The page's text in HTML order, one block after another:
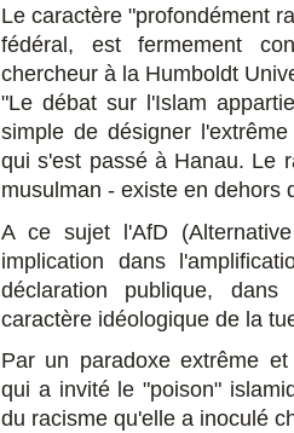
Le caractère "profondément
fédéral, est fermement
chercheur à la Humboldt
"Le débat sur l'Islam
simple de désigner
qui s'est passé à Hanau. Le
musulman - existe en dehors
A ce sujet l'AfD
implication dans
déclaration publique,
caractère idéologique de la
Par un paradoxe extrême
qui a invité le "poison"
du racisme qu'elle a inoculé